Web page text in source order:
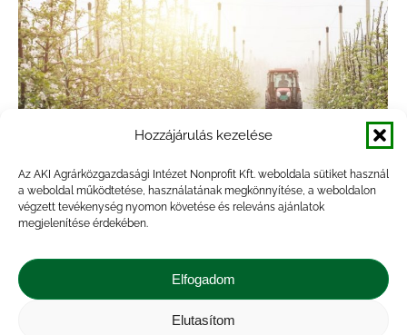
Hozzájárulás kezelése
Az AKI Agrárközgazdasági Intézet Nonprofit Kft. weboldala sütiket használ
a weboldal működtetése, használatának megkönnyítése, a weboldalon
végzett tevékenység nyomon követése és releváns ajánlatok
megjelenítése érdekében.
Elfogadom
Elutasítom
Kevesebb növényvédő szer fogyott
Statisztika Byveresa
A növényvédő szerek értékesített volumene